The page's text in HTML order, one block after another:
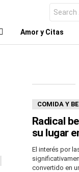
for:
Amor y Citas
COMIDA Y
Radical
su lugar
El interés por
convertido en